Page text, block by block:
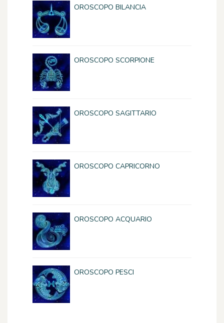
OROSCOPO BILANCIA
OROSCOPO SCORPIONE
OROSCOPO SAGITTARIO
OROSCOPO CAPRICORNO
OROSCOPO ACQUARIO
OROSCOPO PESCI